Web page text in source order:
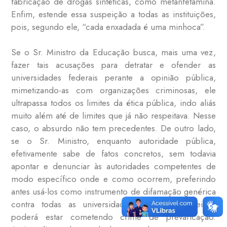
Enfim, estende essa suspeição a todas as instituições,
pois, segundo ele, “cada enxadada é uma minhoca”.
Se o Sr. Ministro da Educação busca, mais uma vez,
fazer tais acusações para detratar e ofender as
universidades federais perante a opinião pública,
mimetizando-as com organizações criminosas, ele
ultrapassa todos os limites da ética pública, indo aliás
muito além até de limites que já não respeitava. Nesse
caso, o absurdo não tem precedentes. De outro lado,
se o Sr. Ministro, enquanto autoridade pública,
efetivamente sabe de fatos concretos, sem todavia
apontar e denunciar às autoridades competentes de
modo específico onde e como ocorrem, preferindo
antes usá-los como instrumento de difamação genérica
contra todas as universidades federais brasileiras,
poderá estar cometendo crime de prevaricação.